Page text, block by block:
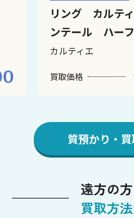
リング カルテ
ンテール ハー
＃48 12.3ｇ
カルティエ
買取価格
質預かり・
遠方の
買取方法